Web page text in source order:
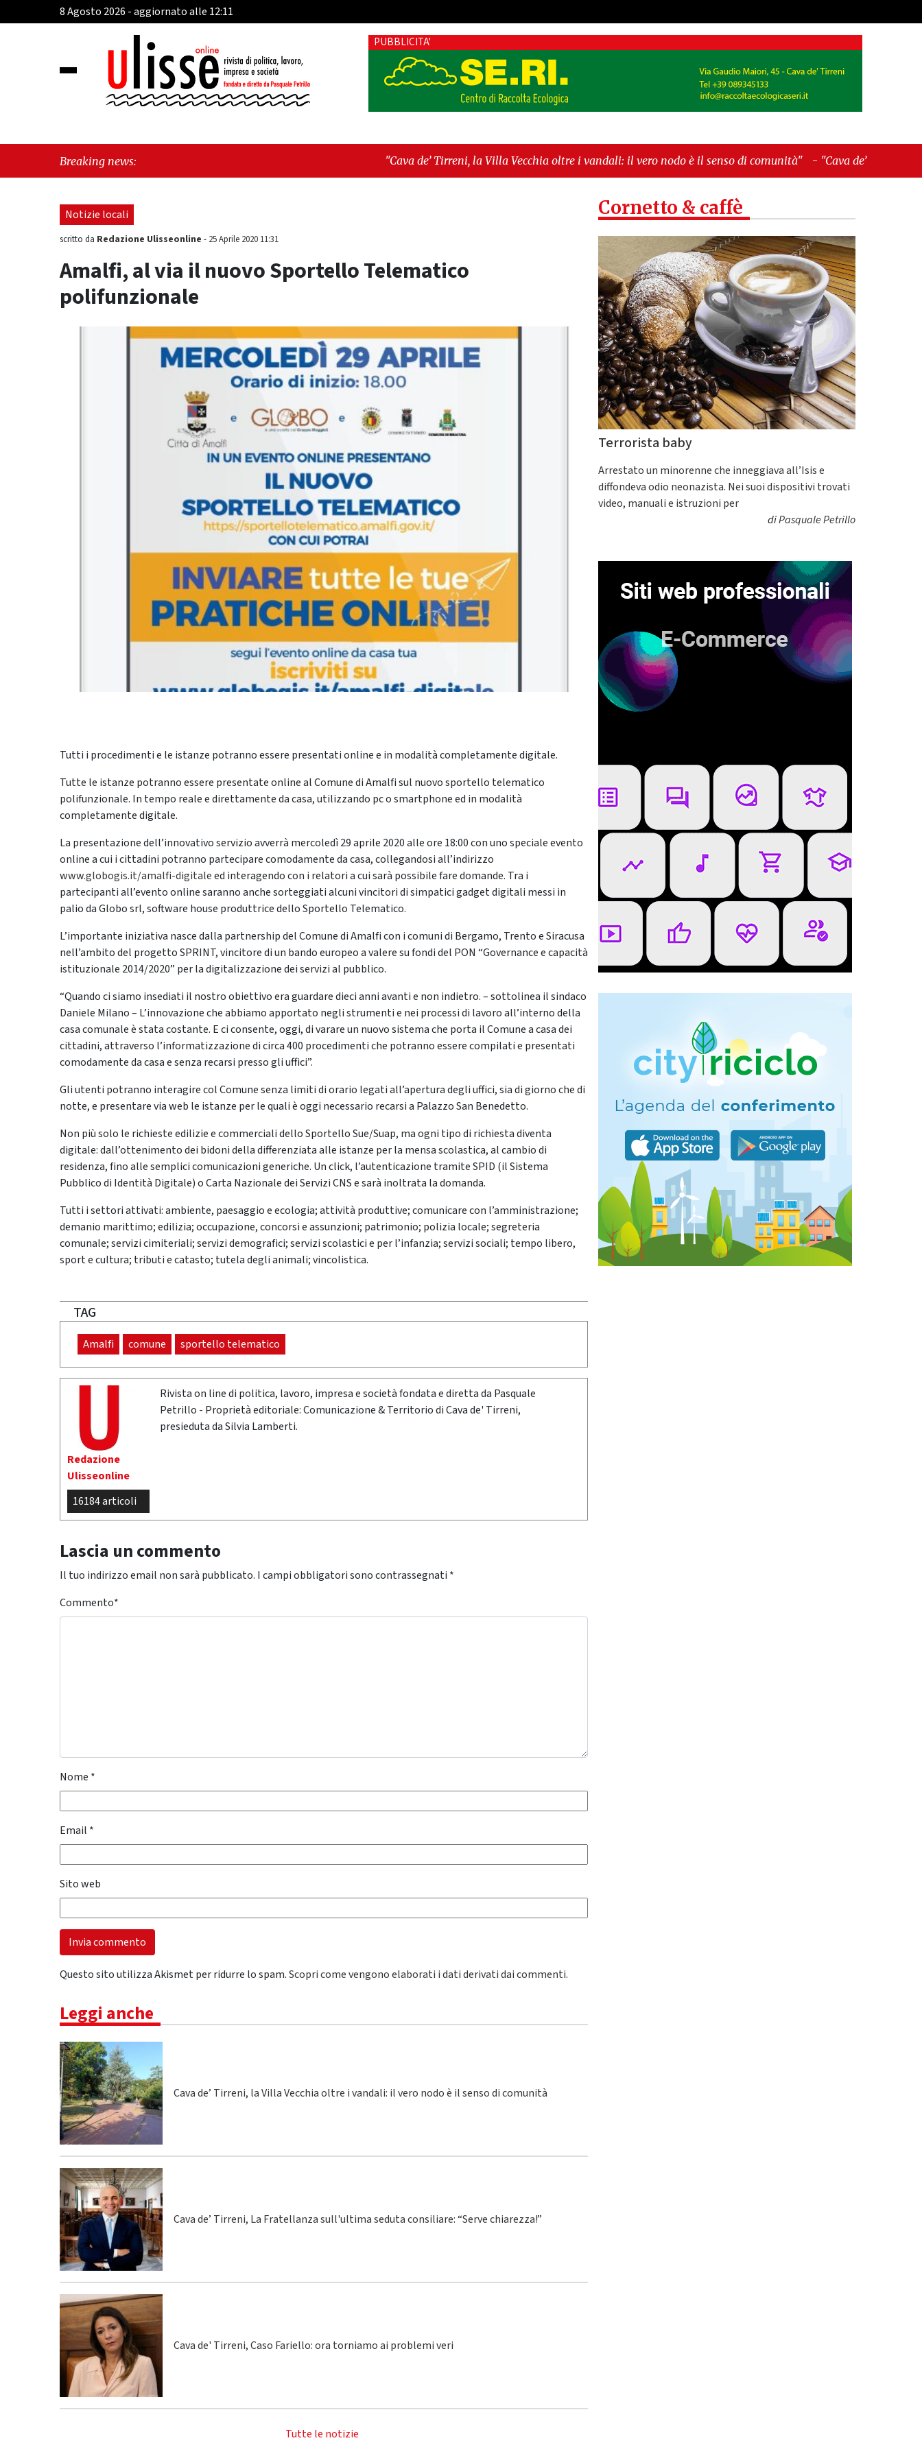
8 Agosto 2026 - aggiornato alle 12:11
PUBBLICITA'
Breaking news: "Cava de’ Tirreni, la Villa Vecchia oltre i vandali: il vero nodo è il senso di comunità" -"Cava de’ Tirreni, La
Fratellanza sull'ultima seduta consiliare: “Serve chiarezza!”"
Notizie locali
scritto da Redazione Ulisseonline - 25 Aprile 2020 11:31
Amalfi, al via il nuovo Sportello Telematico
polifunzionale
Tutti i procedimenti e le istanze potranno essere presentati online e in modalità completamente digitale.
Tutte le istanze potranno essere presentate online al Comune di Amalfi sul nuovo sportello telematico
polifunzionale. In tempo reale e direttamente da casa, utilizzando pc o smartphone ed in modalità
completamente digitale.
La presentazione dell’innovativo servizio avverrà mercoledì 29 aprile 2020 alle ore 18:00 con uno speciale evento
online a cui i cittadini potranno partecipare comodamente da casa, collegandosi all’indirizzo
www.globogis.it/amalfi-digitaleed interagendo con i relatori a cui sarà possibile fare domande. Tra i
partecipanti all’evento online saranno anche sorteggiati alcuni vincitori di simpatici gadget digitali messi in
palio da Globo srl, software house produttrice dello Sportello Telematico.
L’importante iniziativa nasce dalla partnership del Comune di Amalfi con i comuni di Bergamo, Trento e Siracusa
nell’ambito del progetto SPRINT, vincitore di un bando europeo a valere su fondi del PON “Governance e capacità
istituzionale 2014/2020” per la digitalizzazione dei servizi al pubblico.
“Quando ci siamo insediati il nostro obiettivo era guardare dieci anni avanti e non indietro. – sottolinea il sindaco
Daniele Milano – L’innovazione che abbiamo apportato negli strumenti e nei processi di lavoro all’interno della
casa comunale è stata costante. E ci consente, oggi, di varare un nuovo sistema che porta il Comune a casa dei
cittadini, attraverso l’informatizzazione di circa 400 procedimenti che potranno essere compilati e presentati
comodamente da casa e senza recarsi presso gli uffici”.
Gli utenti potranno interagire col Comune senza limiti di orario legati all’apertura degli uffici, sia di giorno che di
notte, e presentare via web le istanze per le quali è oggi necessario recarsi a Palazzo San Benedetto.
Non più solo le richieste edilizie e commerciali dello Sportello Sue/Suap, ma ogni tipo di richiesta diventa
digitale: dall’ottenimento dei bidoni della differenziata alle istanze per la mensa scolastica, al cambio di
residenza, fino alle semplici comunicazioni generiche. Un click, l’autenticazione tramite SPID (il Sistema
Pubblico di Identità Digitale) o Carta Nazionale dei Servizi CNS e sarà inoltrata la domanda.
Tutti i settori attivati: ambiente, paesaggio e ecologia; attività produttive; comunicare con l’amministrazione;
demanio marittimo; edilizia; occupazione, concorsi e assunzioni; patrimonio; polizia locale; segreteria
comunale; servizi cimiteriali; servizi demografici; servizi scolastici e per l’infanzia; servizi sociali; tempo libero,
sport e cultura; tributi e catasto; tutela degli animali; vincolistica.
TAG
Amalfi comune sportello telematico
Redazione
Ulisseonline
16184 articoli
Rivista on line di politica, lavoro, impresa e società fondata e diretta da Pasquale
Petrillo - Proprietà editoriale: Comunicazione & Territorio di Cava de' Tirreni,
presieduta da Silvia Lamberti.
Lascia un commento
Il tuo indirizzo email non sarà pubblicato. I campi obbligatori sono contrassegnati *
Commento*
Nome *
Email *
Sito web
Questo sito utilizza Akismet per ridurre lo spam.Scopri come vengono elaborati i dati derivati dai commenti.
Leggi anche
Cava de’ Tirreni, la Villa Vecchia oltre i vandali: il vero nodo è il senso di comunità
Cava de’ Tirreni, La Fratellanza sull'ultima seduta consiliare: “Serve chiarezza!”
Cava de' Tirreni, Caso Fariello: ora torniamo ai problemi veri
Tutte le notizie
Cornetto & caffè
Terrorista baby
Arrestato un minorenne che inneggiava all’Isis e
diffondeva odio neonazista. Nei suoi dispositivi trovati
video, manuali e istruzioni per
diPasquale Petrillo